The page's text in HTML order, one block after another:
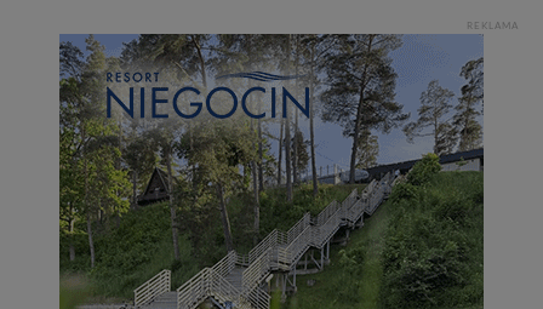
REKLAMA
cookies. Twoja przeglądarka umożliwia Ci skasowanie
tych plików - w pewnych przypadkach nie możemy tego
zrobić za Ciebie.
Dziękujemy, i życzmy miłego odkrywania Mazur na
nowo...